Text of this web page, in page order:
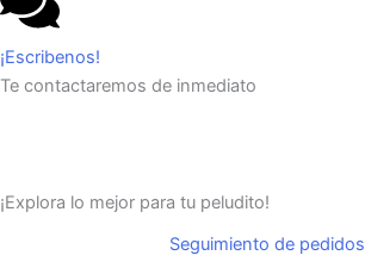
¡Escribenos!
Te contactaremos de inmediato
¡Explora lo mejor para tu peludito!
Seguimiento de pedidos